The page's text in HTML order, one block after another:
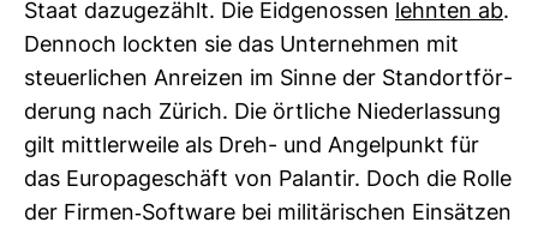
Staat dazu­ge­zählt. Die Eid­ge­nossen lehnten ab.
Den­noch lockten sie das Unter­nehmen mit
steu­er­li­chen Anreizen im Sinne der Stand­ort­för­
de­rung nach Zürich. Die ört­liche Nie­der­las­sung
gilt mitt­ler­weile als Dreh- und Angel­punkt für
das Euro­pa­ge­schäft von Palantir. Doch die Rolle
der Firmen-​Soft­ware bei mili­tä­ri­schen Ein­sätzen